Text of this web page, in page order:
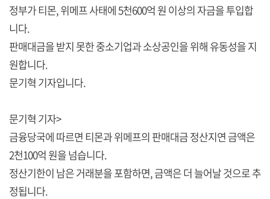
정부가 티몬, 위메프 사태에 5천600억 원 이상의 자금을 투입합
니다.
판매대금을 받지 못한 중소기업과 소상공인을 위해 유동성을 지
원합니다.
문기혁 기자입니다.
문기혁 기자>
금융당국에 따르면 티몬과 위메프의 판매대금 정산지연 금액은
2천100억 원을 넘습니다.
정산기한이 남은 거래분을 포함하면, 금액은 더 늘어날 것으로 추
정됩니다.